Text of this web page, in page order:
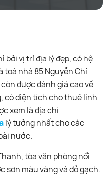
bởi vị trí địa lý đẹp, có hệ
toà nhà 85 Nguyễn Chí
được đánh giá cao về
có diện tích cho thuê linh
xem là địa chỉ
lý tưởng nhất cho các
nước.
tòa văn phòng nổi
sơn màu vàng và đỏ gạch.